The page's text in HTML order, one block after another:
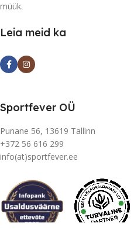
müük.
Leia meid ka
Sportfever OÜ
Punane 56, 13619 Tallinn
+372 56 616 299
info(at)sportfever.ee